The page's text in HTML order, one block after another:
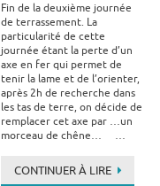
Fin de la deuxième journée
de terrassement. La
particularité de cette
journée étant la perte d’un
axe en fer qui permet de
tenir la lame et de l’orienter,
après 2h de recherche dans
les tas de terre, on décide de
remplacer cet axe par …un
morceau de chêne… …
CONTINUER À LIRE